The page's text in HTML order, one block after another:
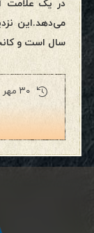
سال است و
۳۰ مهر ۱۴۰۲